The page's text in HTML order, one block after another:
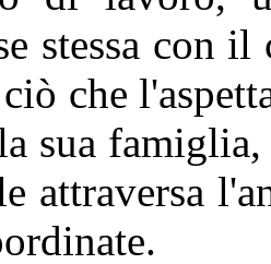
stessa con
che
sua
attraversa